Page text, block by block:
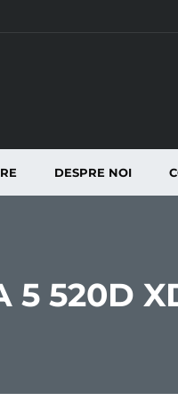
DESPRE NOI
5 520D